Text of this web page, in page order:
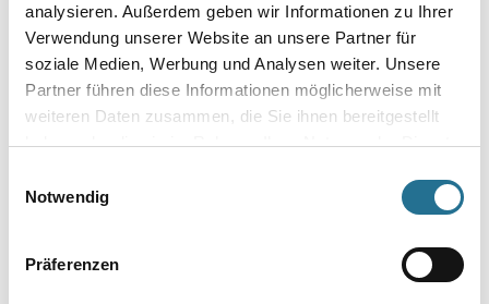
analysieren. Außerdem geben wir Informationen zu Ihrer
Verwendung unserer Website an unsere Partner für
soziale Medien, Werbung und Analysen weiter. Unsere
Partner führen diese Informationen möglicherweise mit
weiteren Daten zusammen, die Sie ihnen bereitgestellt
haben oder die sie im Rahmen Ihrer Nutzung der Dienste
Notwendig
Präferenzen
Breite in centimeter
Gebinde
Umrechnungsfaktoren